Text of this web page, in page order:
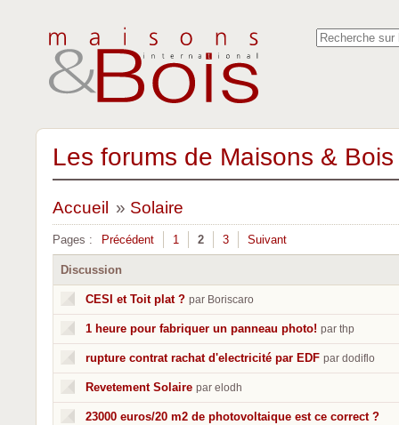
Les forums de Maisons &
Accueil » Solaire
Pages : Précédent 1 2 3 Suivant
Discussion
CESI et Toit plat ? par Boriscaro
1 heure pour fabriquer un panneau photo! par thp
rupture contrat rachat d'electricité par EDF par dodiflo
Revetement Solaire par elodh
23000 euros/20 m2 de photovoltaique est ce correct ?